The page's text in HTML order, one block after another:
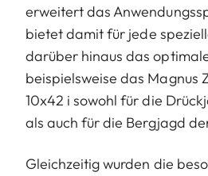
erweitert das
bietet damit für jede
darüber hinaus das
beispielsweise das Magnus
10x42 i sowohl für die
als auch für die Bergjagd
Gleichzeitig wurden die